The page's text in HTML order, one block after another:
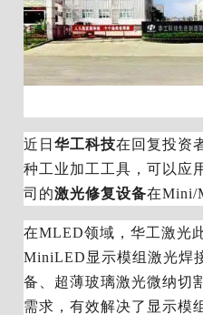
近日 华工科技在回复投资
种工业加工工具，可以应
司的激光修复设备在Mini/
在MLED领域，华工激光
MiniLED显示模组激光焊
备、超薄玻璃激光微纳切
需求，有效解决了显示模